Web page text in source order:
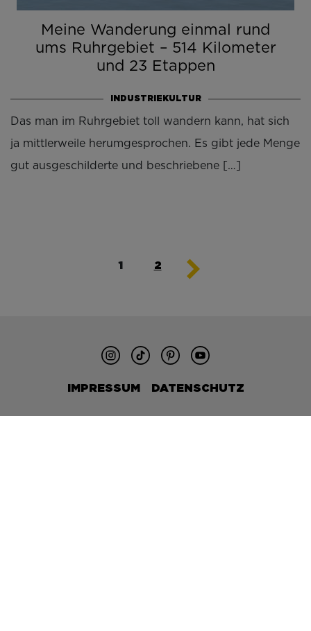
Meine Wanderung einmal rund
ums Ruhrgebiet – 514 Kilometer
und 23 Etappen
INDUSTRIEKULTUR
Das man im Ruhrgebiet toll wandern kann, hat sich
ja mittlerweile herumgesprochen. Es gibt jede Menge
gut ausgeschilderte und beschriebene […]
1 2
IMPRESSUM DATENSCHUTZ